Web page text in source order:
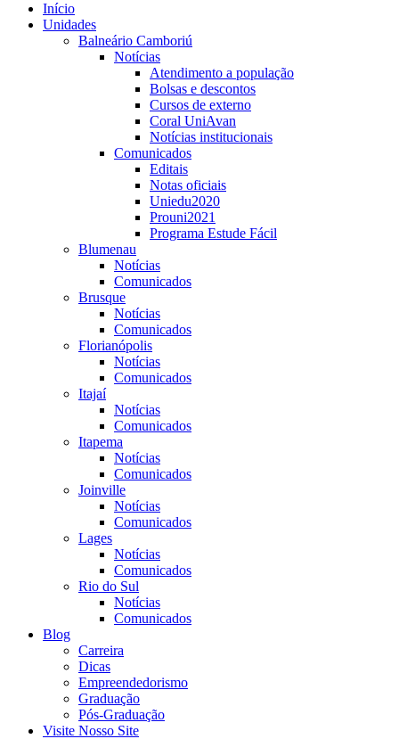
Início
Unidades
Balneário Camboriú
Notícias
Atendimento a população
Bolsas e descontos
Cursos de externo
Coral UniAvan
Notícias institucionais
Comunicados
Editais
Notas oficiais
Uniedu2020
Prouni2021
Programa Estude Fácil
Blumenau
Notícias
Comunicados
Brusque
Notícias
Comunicados
Florianópolis
Notícias
Comunicados
Itajaí
Notícias
Comunicados
Itapema
Notícias
Comunicados
Joinville
Notícias
Comunicados
Lages
Notícias
Comunicados
Rio do Sul
Notícias
Comunicados
Blog
Carreira
Dicas
Empreendedorismo
Graduação
Pós-Graduação
Visite Nosso Site